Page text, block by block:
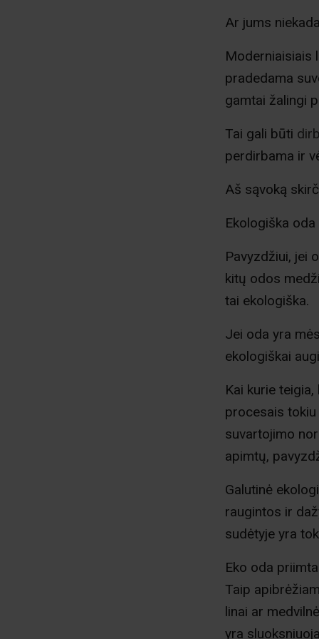
Ar jums
Moderniaisiais
pradedama
gamtai žalingi
Tai gali būti
perdirbama ir
Aš sąvoką
Ekologiška
Pavyzdžiui, jei
kitų odos
tai ekologiška.
Jei oda yra
ekologiškai
Kai kurie
procesais
suvartojimo
apimtų,
Galutinė
raugintos ir
sudėtyje yra
Eko oda
Taip
linai ar
yra